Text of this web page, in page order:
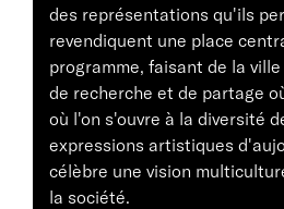
des représentations qu'ils
revendiquent une place
programme, faisant de la
de recherche et de partage
où l'on s'ouvre à la diversité
expressions artistiques
célèbre une vision
la société.